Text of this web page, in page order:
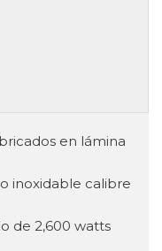
en lámina
inoxidable calibre
de 2,600 watts